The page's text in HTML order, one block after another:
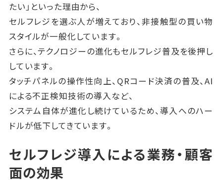
たい」といった理由から、
セルフレジを選ぶ人が増えており、非接触型の買い物
スタイルが一般化しています。
さらに、テクノロジーの進化もセルフレジ普及を後押し
しています。
タッチパネルの操作性向上、QRコード決済の普及、AI
による不正検知技術の導入など、
システム自体が進化し続けているため、導入へのハー
ドルが低下してきています。
セルフレジ導入による業務・顧客
面の効果